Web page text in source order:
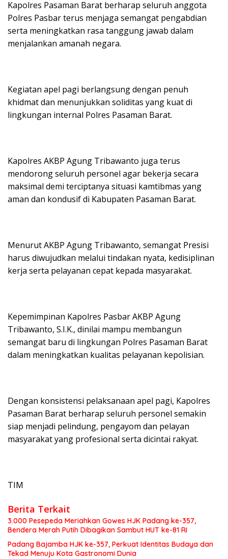
Kapolres Pasaman Barat berharap seluruh anggota
Polres Pasbar terus menjaga semangat pengabdian
serta meningkatkan rasa tanggung jawab dalam
menjalankan amanah negara.
Kegiatan apel pagi berlangsung dengan penuh
khidmat dan menunjukkan soliditas yang kuat di
lingkungan internal Polres Pasaman Barat.
Kapolres AKBP Agung Tribawanto juga terus
mendorong seluruh personel agar bekerja secara
maksimal demi terciptanya situasi kamtibmas yang
aman dan kondusif di Kabupaten Pasaman Barat.
Menurut AKBP Agung Tribawanto, semangat Presisi
harus diwujudkan melalui tindakan nyata, kedisiplinan
kerja serta pelayanan cepat kepada masyarakat.
Kepemimpinan Kapolres Pasbar AKBP Agung
Tribawanto, S.I.K., dinilai mampu membangun
semangat baru di lingkungan Polres Pasaman Barat
dalam meningkatkan kualitas pelayanan kepolisian.
Dengan konsistensi pelaksanaan apel pagi, Kapolres
Pasaman Barat berharap seluruh personel semakin
siap menjadi pelindung, pengayom dan pelayan
masyarakat yang profesional serta dicintai rakyat.
TIM
Berita Terkait
3.000 Pesepeda Meriahkan Gowes HJK Padang ke-357,
Bendera Merah Putih Dibagikan Sambut HUT ke-81 RI
Padang Bajamba HJK ke-357, Perkuat Identitas Budaya dan
Tekad Menuju Kota Gastronomi Dunia